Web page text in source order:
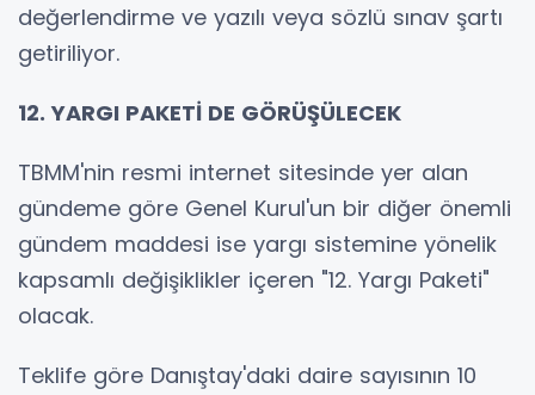
değerlendirme ve yazılı veya sözlü sınav şartı
getiriliyor.
12. YARGI PAKETİ DE GÖRÜŞÜLECEK
TBMM'nin resmi internet sitesinde yer alan
gündeme göre Genel Kurul'un bir diğer önemli
gündem maddesi ise yargı sistemine yönelik
kapsamlı değişiklikler içeren "12. Yargı Paketi"
olacak.
Teklife göre Danıştay'daki daire sayısının 10